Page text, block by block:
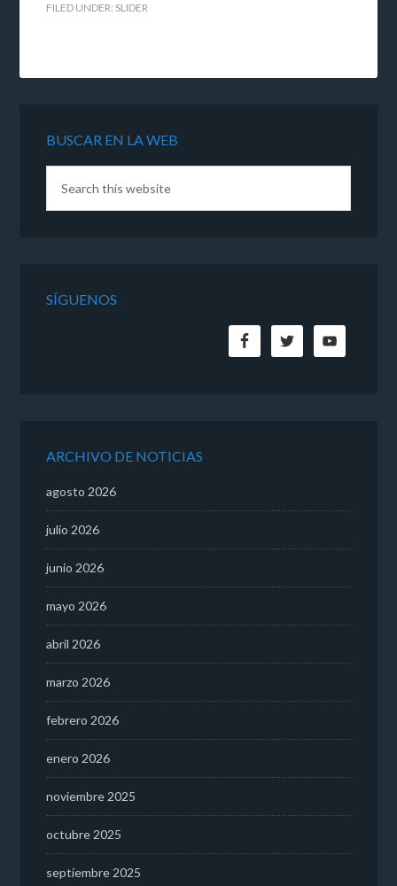
FILED UNDER: SLIDER
BUSCAR EN LA WEB
SÍGUENOS
ARCHIVO DE NOTICIAS
agosto 2026
julio 2026
junio 2026
mayo 2026
abril 2026
marzo 2026
febrero 2026
enero 2026
noviembre 2025
octubre 2025
septiembre 2025